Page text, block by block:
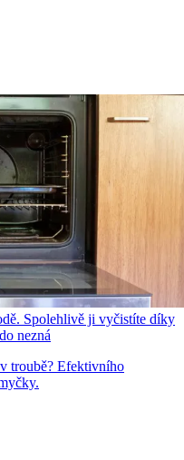
Spolehlivě ji vyčistíte díky
nezná
troubě? Efektivního